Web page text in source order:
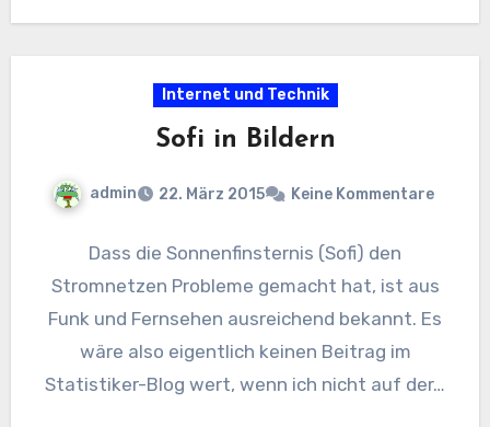
Internet und Technik
Sofi in Bildern
admin 22. März 2015 Keine Kommentare
Dass die Sonnenfinsternis (Sofi) den
Stromnetzen Probleme gemacht hat, ist aus
Funk und Fernsehen ausreichend bekannt. Es
wäre also eigentlich keinen Beitrag im
Statistiker-Blog wert, wenn ich nicht auf der…